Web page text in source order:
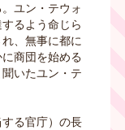
ユン・テウォ
るよう命じら
、無事に都に
商団を始める
いたユン・テ
る官庁）の長